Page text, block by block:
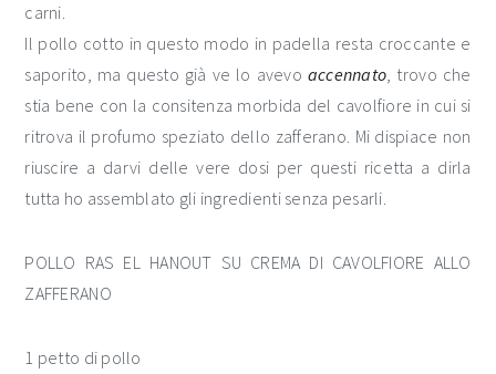
carni.
Il pollo cotto in questo modo in padella resta croccante e
saporito, ma questo già ve lo avevo accennato, trovo che
stia bene con la consitenza morbida del cavolfiore in cui si
ritrova il profumo speziato dello zafferano. Mi dispiace non
riuscire a darvi delle vere dosi per questi ricetta a dirla
tutta ho assemblato gli ingredienti senza pesarli.
POLLO RAS EL HANOUT SU CREMA DI CAVOLFIORE ALLO
ZAFFERANO
1 petto di pollo